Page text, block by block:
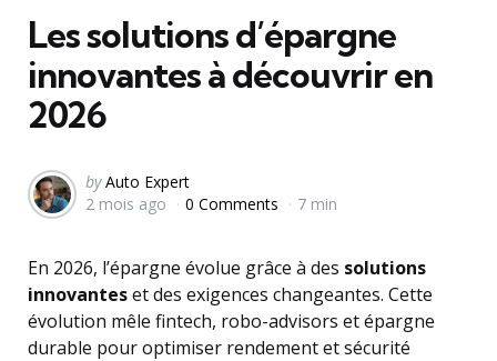
Les solutions d’épargne
innovantes à découvrir en
2026
Posted
by
by Auto Expert
2 mois ago
0 Comments 7 min
En 2026, l’épargne évolue grâce à des solutions
innovanteset des exigences changeantes. Cette
évolution mêle fintech, robo-advisors et épargne
durable pour optimiser rendement et sécurité